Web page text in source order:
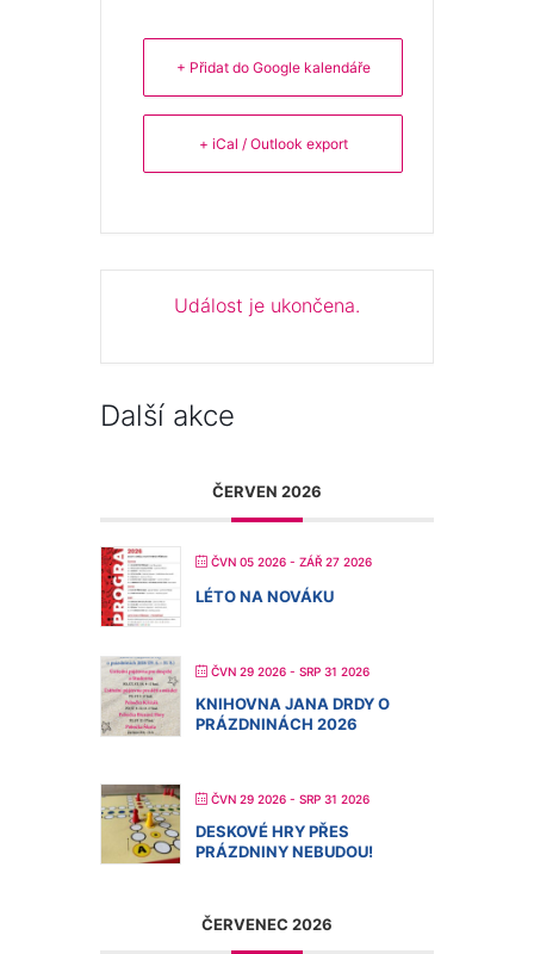
+ Přidat do Google kalendáře
+ iCal / Outlook export
Událost je ukončena.
Další akce
ČERVEN 2026
ČVN 05 2026 - ZÁŘ 27 2026
LÉTO NA NOVÁKU
ČVN 29 2026 - SRP 31 2026
KNIHOVNA JANA DRDY O
PRÁZDNINÁCH 2026
ČVN 29 2026 - SRP 31 2026
DESKOVÉ HRY PŘES
PRÁZDNINY NEBUDOU!
ČERVENEC 2026